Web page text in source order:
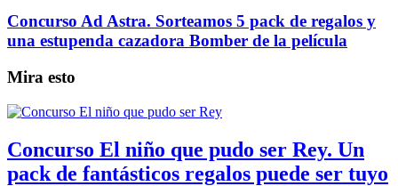
Concurso Ad Astra. Sorteamos 5 pack de regalos y
una estupenda cazadora Bomber de la película
Mira esto
Concurso El niño que pudo ser Rey. Un
pack de fantásticos regalos puede ser tuyo